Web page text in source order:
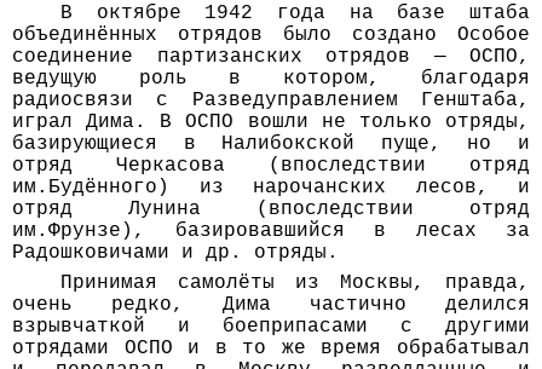
В октябре 1942 года на базе штаба
объединён­ных отрядов было создано Особое
соединение партизанских отрядов — ОСПО,
ведущую роль в котором, благодаря
радиосвязи с Разведуправлением Генштаба,
играл Дима. В ОСПО вошли не только отряды,
базирующиеся в Налибокской пуще, но и
отряд Черкасова (впоследствии отряд
им.Будённого) из нарочанских лесов, и
отряд Лунина (впоследствии отряд
им.Фрунзе), базировавшийся в лесах за
Радошковичами и др. отряды.
Принимая самолёты из Москвы, правда,
очень редко, Дима частично делился
взрывчаткой и боеприпасами с другими
отрядами ОСПО и в то же время обрабатывал